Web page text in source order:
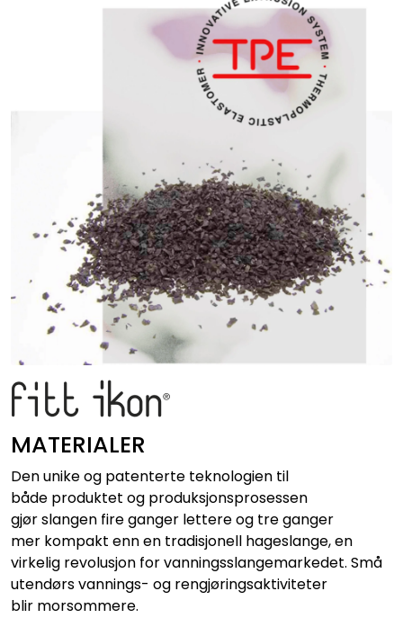
MATERIALER
Den unike og patenterte teknologien til
både produktet og produksjonsprosessen
gjør slangen fire ganger lettere og tre ganger
mer kompakt enn en tradisjonell hageslange, en
virkelig revolusjon for vanningsslangemarkedet. Små
utendørs vannings- og rengjøringsaktiviteter
blir morsommere.